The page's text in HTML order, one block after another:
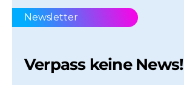
Newsletter
Verpass keine News!